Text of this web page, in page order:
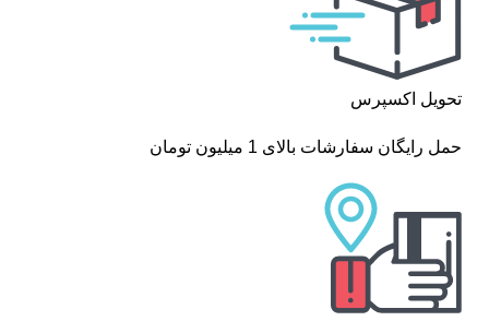
تحویل اکسپرس
حمل رایگان سفارشات بالای 1 میلیون تومان